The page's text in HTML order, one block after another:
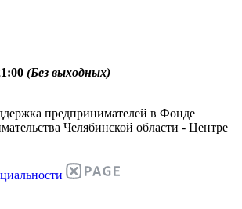
(Без выходных)
предпринимателей в Фонде
Челябинской области - Центре